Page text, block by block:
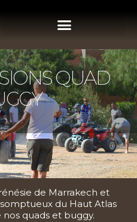
QUAD
de Marrakech et
du Haut Atlas
quads et buggy.